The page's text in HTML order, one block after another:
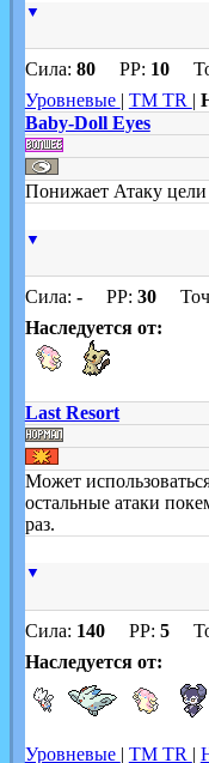
▼
Сила: 80PP: 10
Уровневые | TM TR |
Baby-Doll Eyes
Понижает Атаку
▼
Сила: -PP: 30
Наследуется от:
Last Resort
Может
остальные атаки
раз.
▼
Сила: 140PP: 5
Наследуется от:
Уровневые | TM TR |